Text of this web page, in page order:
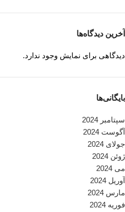
آخرین دیدگاه‌ها
دیدگاهی برای نمایش وجود ندارد.
بایگانی‌ها
سپتامبر 2024
آگوست 2024
جولای 2024
ژوئن 2024
می 2024
آوریل 2024
مارس 2024
فوریه 2024